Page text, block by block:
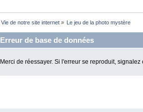
Vie de notre site internet» Le jeu de la photo mystère
Erreur de base de données
Merci de réessayer. Si l'erreur se reproduit,